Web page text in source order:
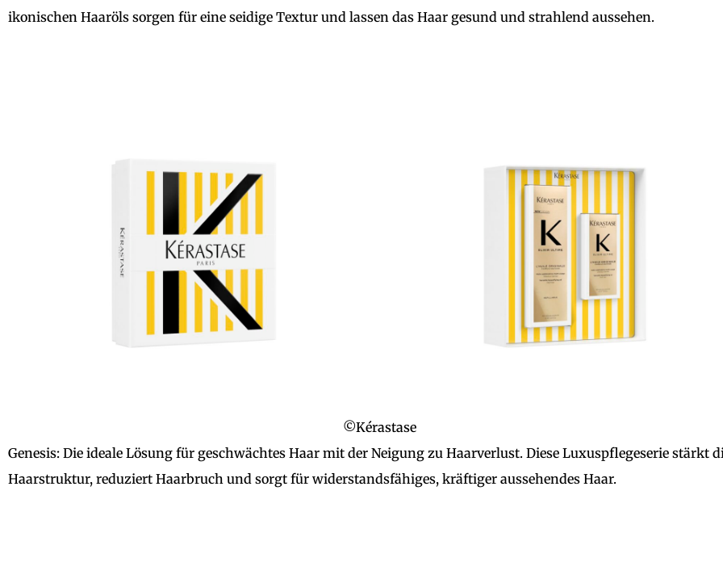
ikonischen Haaröls sorgen für eine seidige Textur und lassen das Haar gesund und strahlend aussehen.
©Kérastase
Genesis: Die ideale Lösung für geschwächtes Haar mit der Neigung zu Haarverlust. Diese Luxuspflegeserie stärkt
Haarstruktur, reduziert Haarbruch und sorgt für widerstandsfähiges, kräftiger aussehendes Haar.